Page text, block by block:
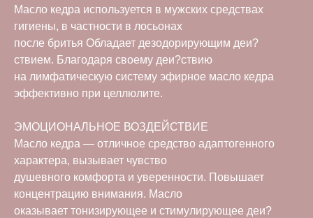
Масло кедра используется в мужских средствах
гигиены, в частности в лосьонах
после бритья Обладает дезодорирующим деи?
ствием. Благодаря своему деи?ствию
на лимфатическую систему эфирное масло кедра
эффективно при целлюлите.
ЭМОЦИОНАЛЬНОЕ ВОЗДЕЙСТВИЕ
Масло кедра — отличное средство адаптогенного
характера, вызывает чувство
душевного комфорта и уверенности. Повышает
концентрацию внимания. Масло
оказывает тонизирующее и стимулирующее деи?